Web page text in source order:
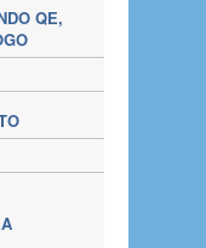
QE,